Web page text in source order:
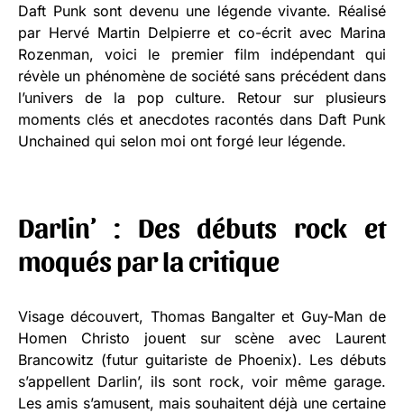
Daft Punk sont devenu une légende vivante. Réalisé
par Hervé Martin Delpierre et co-écrit avec Marina
Rozenman, voici le premier film indépendant qui
révèle un phénomène de société sans précédent dans
l’univers de la pop culture. Retour sur plusieurs
moments clés et anecdotes racontés dans Daft Punk
Unchained qui selon moi ont forgé leur légende.
Darlin’ : Des débuts rock et
moqués par la critique
Visage découvert, Thomas Bangalter et Guy-Man de
Homen Christo jouent sur scène avec Laurent
Brancowitz (futur guitariste de Phoenix). Les débuts
s’appellent Darlin’, ils sont rock, voir même garage.
Les amis s’amusent, mais souhaitent déjà une certaine